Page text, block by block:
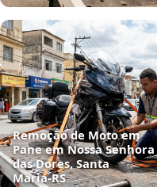
Remoção de Moto em
Pane em Nossa Senhora
das Dores, Santa
Maria‑RS